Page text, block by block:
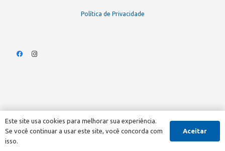
Política de Privacidade
Este site usa cookies para melhorar sua experiência.
Se você continuar a usar este site, você concorda com
isso.
Aceitar